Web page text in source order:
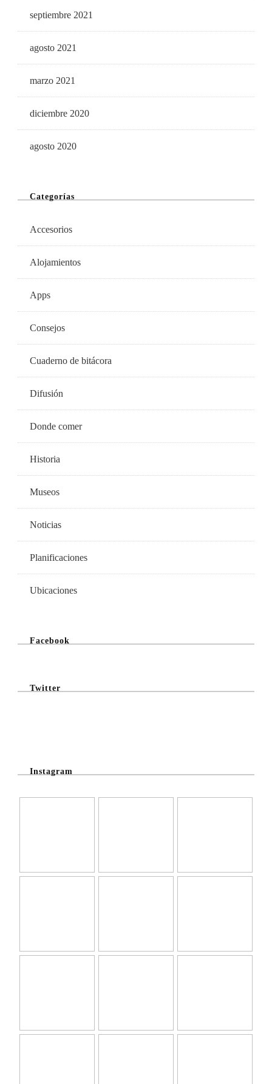
septiembre 2021
agosto 2021
marzo 2021
diciembre 2020
agosto 2020
Categorías
Accesorios
Alojamientos
Apps
Consejos
Cuaderno de bitácora
Difusión
Donde comer
Historia
Museos
Noticias
Planificaciones
Ubicaciones
Facebook
Twitter
Instagram